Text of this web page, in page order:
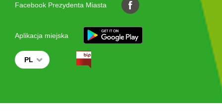
Facebook Prezydenta Miasta
Aplikacja miejska
PL